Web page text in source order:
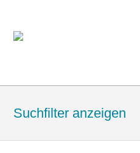
Suchfilter anzeigen